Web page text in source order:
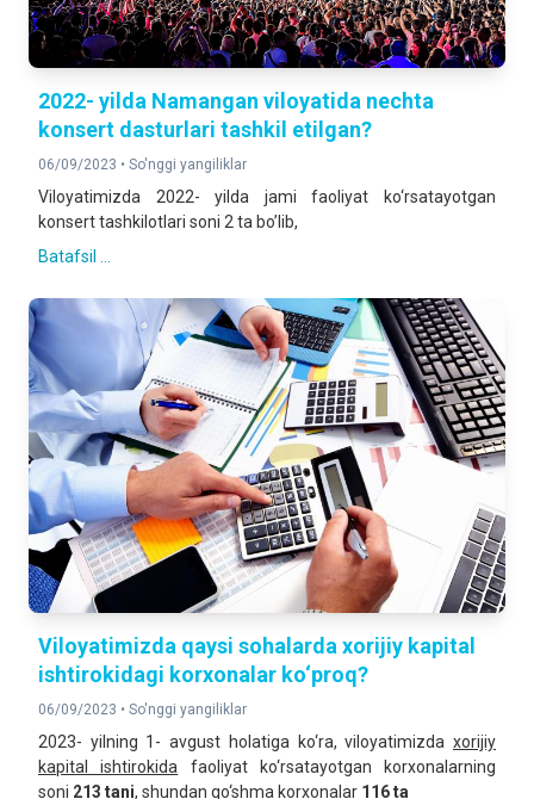
2022- yilda Namangan viloyatida nechta
konsert dasturlari tashkil etilgan?
06/09/2023 • So'nggi yangiliklar
Viloyatimizda 2022- yilda jami faoliyat ko‘rsatayotgan
konsert tashkilotlari soni 2 ta bo’lib,
Batafsil ...
Viloyatimizda qaysi sohalarda xorijiy kapital
ishtirokidagi korxonalar ko‘proq?
06/09/2023 • So'nggi yangiliklar
2023- yilning 1- avgust holatiga ko‘ra, viloyatimizda xorijiy
kapital ishtirokida faoliyat ko‘rsatayotgan korxonalarning
soni 213 tani, shundan qo‘shma korxonalar 116ta